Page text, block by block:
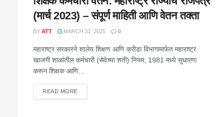
(मार्च 2023) – संपूर्ण माहिती आणि वेतन तक्ता
BY ATT MARCH 31, 2025 0
महाराष्ट्र सरकारने शालेय शिक्षण आणि क्रीडा विभागामार्फत महाराष्ट्र
खाजगी शाळांतील कर्मचारी (सेवेच्या शती) नियम, 1981 मध्ये सुधारणा
करून शिक्षक आणि...
READ MOREDETAILS